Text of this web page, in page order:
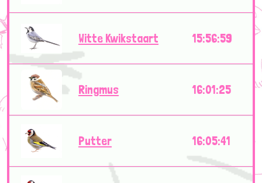
Witte Kwikstaart 15:56:59
Ringmus 16:01:25
Putter 16:05:41